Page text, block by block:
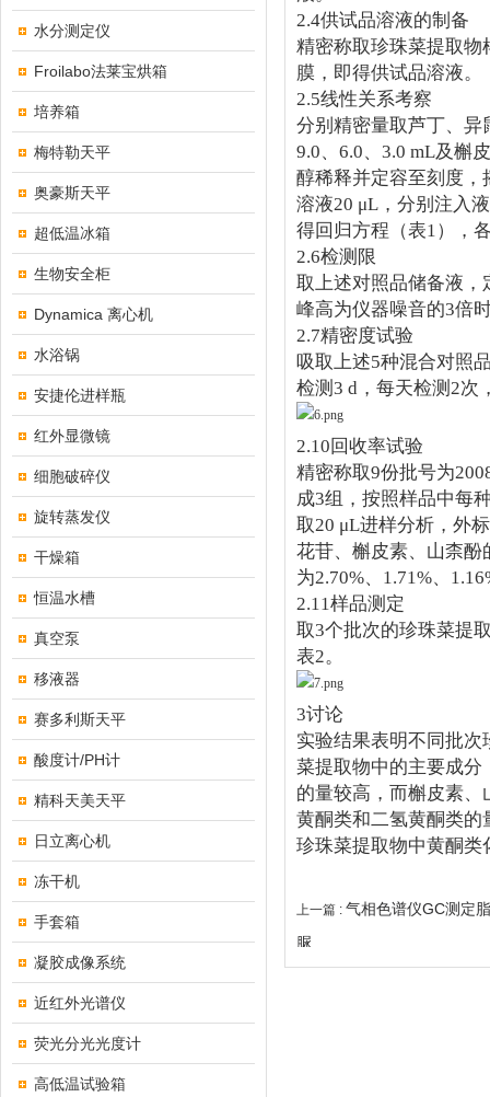
水分测定仪
Froilabo法莱宝烘箱
培养箱
梅特勒天平
奥豪斯天平
超低温冰箱
生物安全柜
Dynamica 离心机
水浴锅
安捷伦进样瓶
红外显微镜
细胞破碎仪
旋转蒸发仪
干燥箱
恒温水槽
真空泵
移液器
赛多利斯天平
酸度计/PH计
精科天美天平
日立离心机
冻干机
手套箱
凝胶成像系统
近红外光谱仪
荧光分光光度计
高低温试验箱
2.4供试品溶液的制备
精密称取珍珠菜提取物
膜，即得供试品溶液。
2.5线性关系考察
分别精密量取芦丁、异
9.0、 6.0、 3.0 mL及槲
醇稀释并定容至刻度
溶液20 μL ，分别注入
得回归方程（表1），
2.6检测限
取上述对照品储备液
峰高为仪器噪音的3倍
2.7精密度试验
吸取上述5种混合对照
检测 3 d ，每天检测 2次
2.10回收率试验
精密称取9份批号为
成3组，按照样品中每
取20 μL进样分析，外
花苷、槲皮素、山柰酚
为2.70%、 1.71%、
2.11样品测定
取3个批次的珍珠菜提
表2。
3讨论
实验结果表明不同批
菜提取物中的主要成
的量较高，而槲皮素
黄酮类和二氢黄酮类
珍珠菜提取物中黄酮类
上一篇 : 气相色谱仪GC测定
脲